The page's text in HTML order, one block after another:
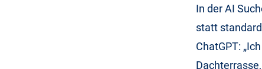
In der AI
statt
ChatGPT: